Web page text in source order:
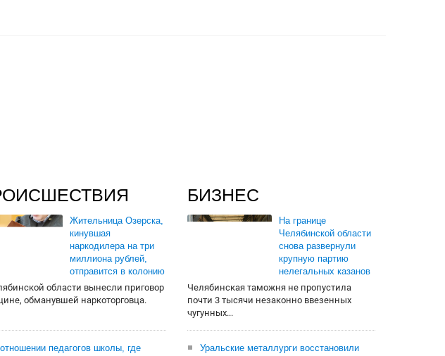
Жительница Озерска,
кинувшая
наркодилера на три
миллиона рублей,
отправится в колонию
области вынесли приговор
обманувшей наркоторговца.
педагогов школы, где
БИЗНЕС
На границе
Челябинской области
снова развернули
крупную партию
нелегальных казанов
Челябинская таможня не пропустила
почти 3 тысячи незаконно ввезенных
чугунных...
Уральские металлурги восстановили